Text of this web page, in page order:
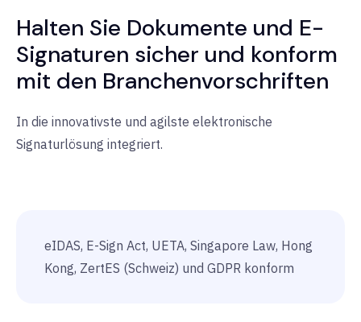
Halten Sie Dokumente und E-
Signaturen sicher und konform
mit den Branchenvorschriften
In die innovativste und agilste elektronische
Signaturlösung integriert.
eIDAS, E-Sign Act, UETA, Singapore Law, Hong
Kong, ZertES (Schweiz) und GDPR konform